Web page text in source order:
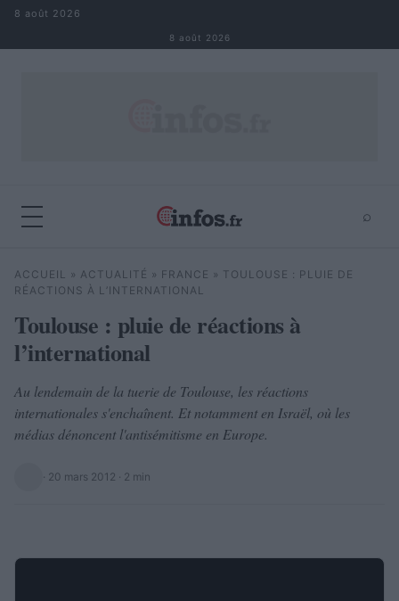
Aller au contenu
8 août 2026
8 août 2026
⌕
Rechercher ⌕
ACCUEIL » ACTUALITÉ » FRANCE » TOULOUSE : PLUIE DE
RÉACTIONS À L’INTERNATIONAL
Toulouse : pluie de réactions à
l’international
Au lendemain de la tuerie de Toulouse, les réactions
internationales s'enchaînent. Et notamment en Israël, où les
médias dénoncent l'antisémitisme en Europe.
· 20 mars 2012 · 2 min